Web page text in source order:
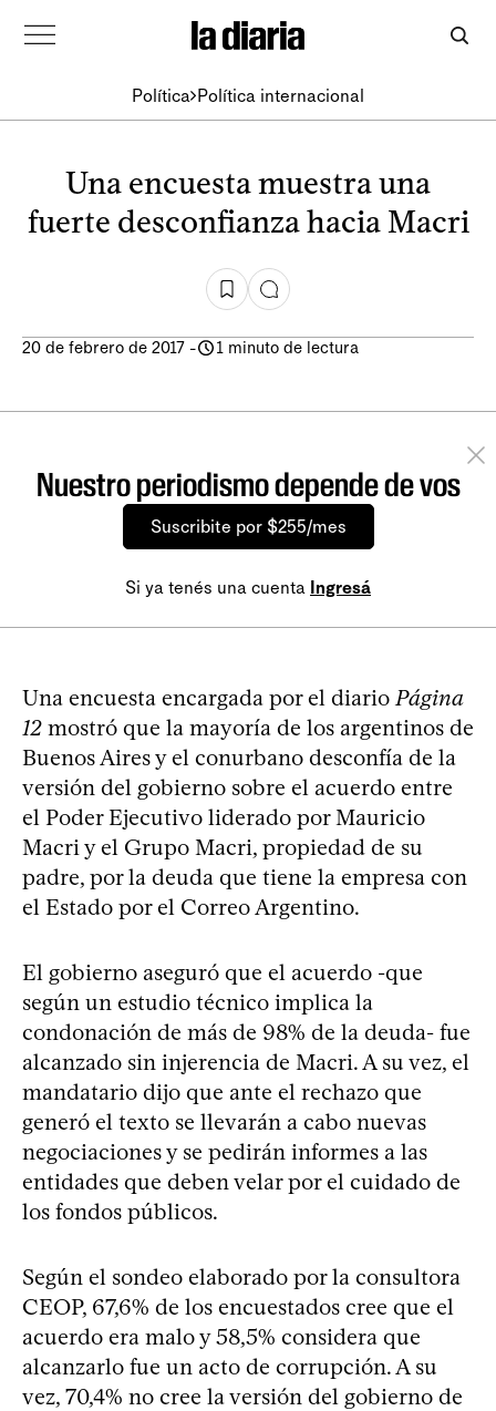
Política Política internacional
Una encuesta muestra una
fuerte desconfianza hacia Macri
20 de febrero de 2017 - 1 minuto de lectura
Nuestro periodismo depende de vos
Suscribite por $255/mes
Si ya tenés una cuenta Ingresá
Una encuesta encargada por el diarioPágina
12 mostró que la mayoría de los argentinos de
Buenos Aires y el conurbano desconfía de la
versión del gobierno sobre el acuerdo entre
el Poder Ejecutivo liderado por Mauricio
Macri y el Grupo Macri, propiedad de su
padre, por la deuda que tiene la empresa con
el Estado por el Correo Argentino.
El gobierno aseguró que el acuerdo -que
según un estudio técnico implica la
condonación de más de 98% de la deuda- fue
alcanzado sin injerencia de Macri. A su vez, el
mandatario dijo que ante el rechazo que
generó el texto se llevarán a cabo nuevas
negociaciones y se pedirán informes a las
entidades que deben velar por el cuidado de
los fondos públicos.
Según el sondeo elaborado por la consultora
CEOP, 67,6% de los encuestados cree que el
acuerdo era malo y 58,5% considera que
alcanzarlo fue un acto de corrupción. A su
vez, 70,4% no cree la versión del gobierno de